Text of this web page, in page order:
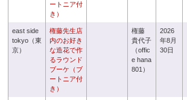
ートニア付
き）
east side
tokyo（東
京）
権藤先生店
内のお好き
な造花で作
るラウンド
ブーケ（ブ
ートニア付
き）
権藤
貴代子
（offic
e hana
801）
2026
年8月
30日